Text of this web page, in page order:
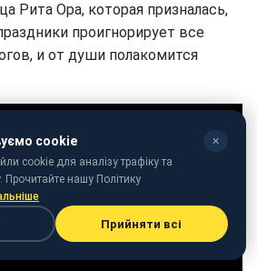
Рита Ора, которая призналась,
проигнорирует все
и от души полакомится
cookie ✕
cookie для аналізу трафіку та
Прочитайте нашу Політику
Прийняти всі